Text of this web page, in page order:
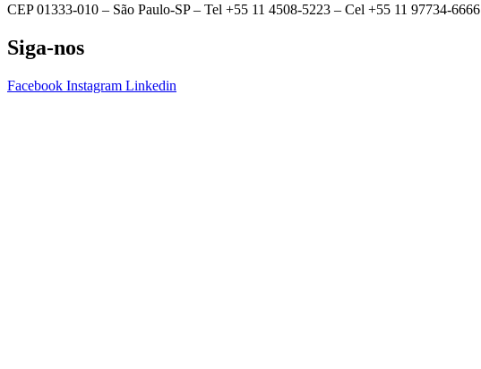
CEP 01333-010 – São Paulo-SP – Tel +55 11 4508-5223 – Cel +55 11 97734-6666
Siga-nos
Facebook Instagram Linkedin